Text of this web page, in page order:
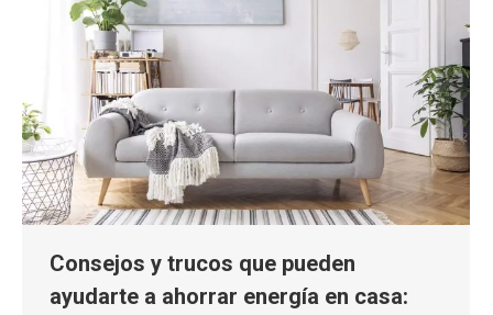
Consejos y trucos que pueden
ayudarte a ahorrar energía en casa: